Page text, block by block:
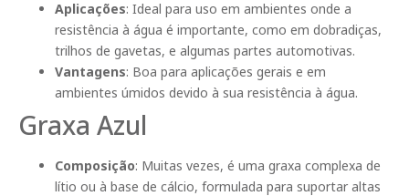
Aplicações: Ideal para uso em ambientes onde a
resistência à água é importante, como em dobradiças,
trilhos de gavetas, e algumas partes automotivas.
Vantagens: Boa para aplicações gerais e em
ambientes úmidos devido à sua resistência à água.
Graxa Azul
Composição: Muitas vezes, é uma graxa complexa de
lítio ou à base de cálcio, formulada para suportar altas